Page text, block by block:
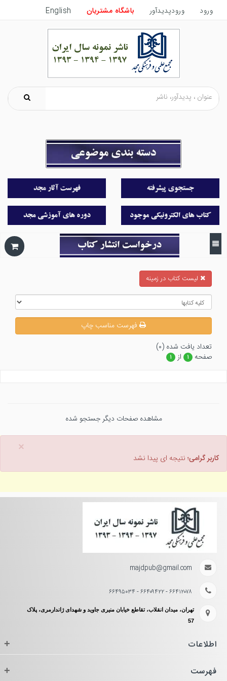
ورود ورودپدیدآور باشگاه مشتریان English
ليست كتاب در زمينه
فهرست مناسب چاپ
تعداد يافت شده (۰)
صفحه
۱ از ۱
مشاهده صفحات دیگر جستجو شده
×
کاربر گرامی؛ نتیجه ای پیدا نشد
majdpub@gmail.com
۶۶۴۱۲۰۷۸ - ۶۶۴۰۹۴۲۲ - ۶۶۴۹۵۰۳۴
تهران، میدان انقلاب، تقاطع خیابان منیری جاوید و شهدای ژاندارمری، پلاک
57
اطلاعات +
فهرست +